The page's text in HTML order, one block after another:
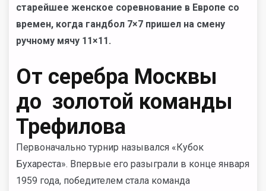
старейшее женское соревнование в Европе со
времен, когда гандбол 7×7 пришел на смену
ручному мячу 11×11.
От серебра Москвы
до золотой команды
Трефилова
Первоначально турнир назывался «Кубок
Бухареста». Впервые его разыграли в конце января
1959 года, победителем стала команда